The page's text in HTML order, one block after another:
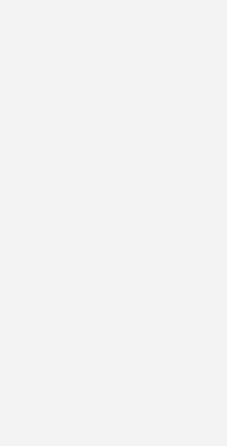
durch Nachrangkapital
mindestens zwei Jahre am
hat, musste dafür
die nun angesichts der
verlängert das
verlässlich mit